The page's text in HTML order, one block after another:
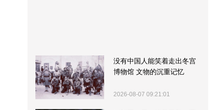
没有中国人能笑着走出冬宫
博物馆 文物的沉重记忆
2026-08-07 09:21:01